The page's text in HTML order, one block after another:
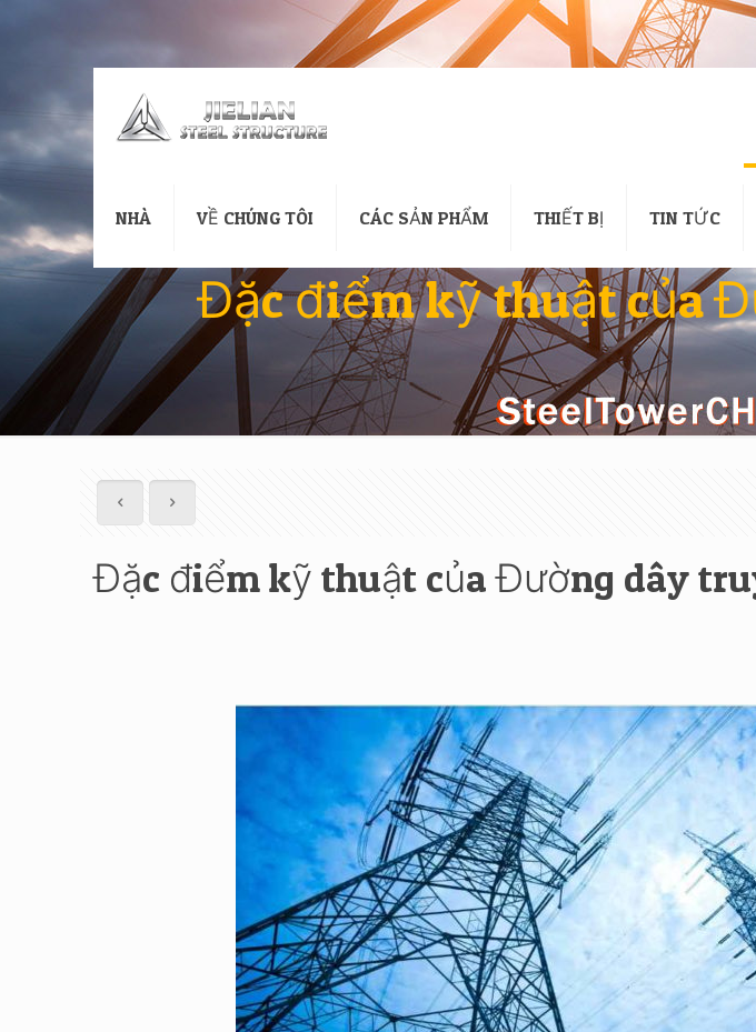
NHÀ VỀ CHÚNG TÔI CÁC SẢN PHẨM THIẾT BỊ TIN TỨC
Đặc điểm kỹ thuật của
Đặc điểm kỹ thuật của Đường dây